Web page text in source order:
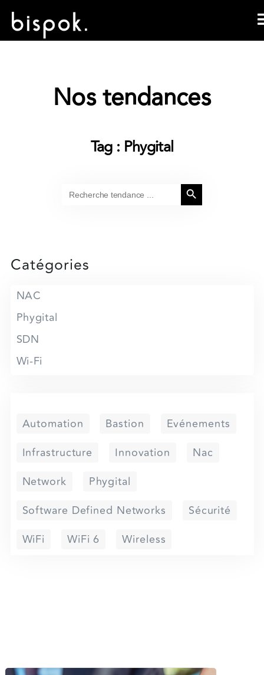
Nos tendances
Tag : Phygital
for:
Search Button
Catégories
NAC
Phygital
SDN
Wi-Fi
Automation Bastion
Evénements
Infrastructure
Innovation
Nac
Network
Phygital
Software Defined Networks
Sécurité
WiFi
WiFi 6 Wireless